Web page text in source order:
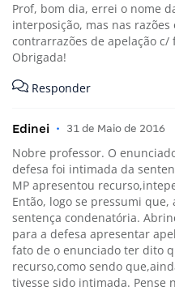
Prof, bom dia, errei o nome
interposição, mas nas
contrarrazões de apelação
Obrigada!
Responder
Edinei • 31 de Maio de 2016
Nobre professor. O
defesa foi intimada da
MP apresentou
Então, logo se pressumi
sentença condenatória.
para a defesa apresentar
fato de o enunciado ter dito
recurso,como sendo
tivesse sido intimada. Pense